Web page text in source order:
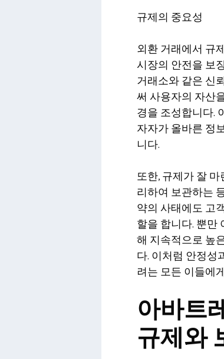
규제의 중요성
외환 거래에서 규
시장의 안전을 보
거래소와 같은 신
써 사용자의 자산
경을 조성합니다.
자자가 올바른 정
니다.
또한, 규제가 잘
리하여 보관하는
약의 사태에도 고
할을 합니다. 뿐만
해 지속적으로 높
다. 이처럼 안정성
려는 모든 이들에
아바트
규제와